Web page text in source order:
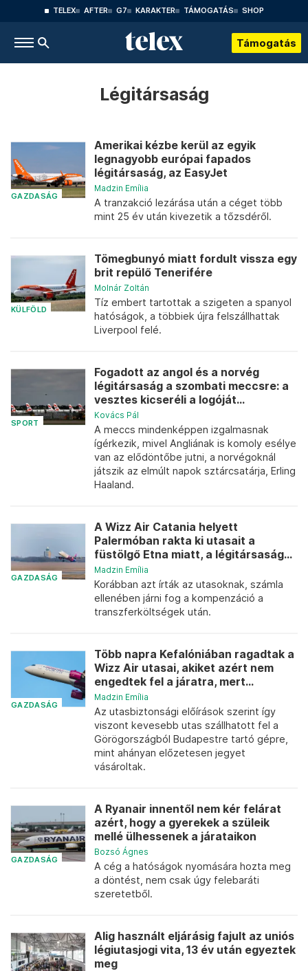
TELEX AFTER G7 KARAKTER TÁMOGATÁS SHOP
Támogatás
Légitársaság
GAZDASÁG
Amerikai kézbe kerül az egyik
legnagyobb európai fapados
légitársaság, az EasyJet
Madzin Emília
A tranzakció lezárása után a céget több
mint 25 év után kivezetik a tőzsdéről.
KÜLFÖLD
Tömegbunyó miatt fordult vissza egy
brit repülő Tenerifére
Molnár Zoltán
Tíz embert tartottak a szigeten a spanyol
hatóságok, a többiek újra felszállhattak
Liverpool felé.
SPORT
Fogadott az angol és a norvég
légitársaság a szombati meccsre: a
vesztes kicseréli a logóját...
Kovács Pál
A meccs mindenképpen izgalmasnak
ígérkezik, mivel Angliának is komoly esélye
van az elődöntőbe jutni, a norvégoknál
játszik az elmúlt napok sztárcsatárja, Erling
Haaland.
GAZDASÁG
A Wizz Air Catania helyett
Palermóban rakta ki utasait a
füstölgő Etna miatt, a légitársaság...
Madzin Emília
Korábban azt írták az utasoknak, számla
ellenében járni fog a kompenzáció a
transzferköltségek után.
GAZDASÁG
Több napra Kefalóniában ragadtak a
Wizz Air utasai, akiket azért nem
engedtek fel a járatra, mert...
Madzin Emília
Az utasbiztonsági előírások szerint így
viszont kevesebb utas szállhatott fel a
Görögországból Budapestre tartó gépre,
mint ahányan előzetesen jegyet
vásároltak.
GAZDASÁG
A Ryanair innentől nem kér felárat
azért, hogy a gyerekek a szüleik
mellé ülhessenek a járataikon
Bozsó Ágnes
A cég a hatóságok nyomására hozta meg
a döntést, nem csak úgy felebaráti
szeretetből.
Alig használt eljárásig fajult az uniós
légiutasjogi vita, 13 év után egyeztek
meg